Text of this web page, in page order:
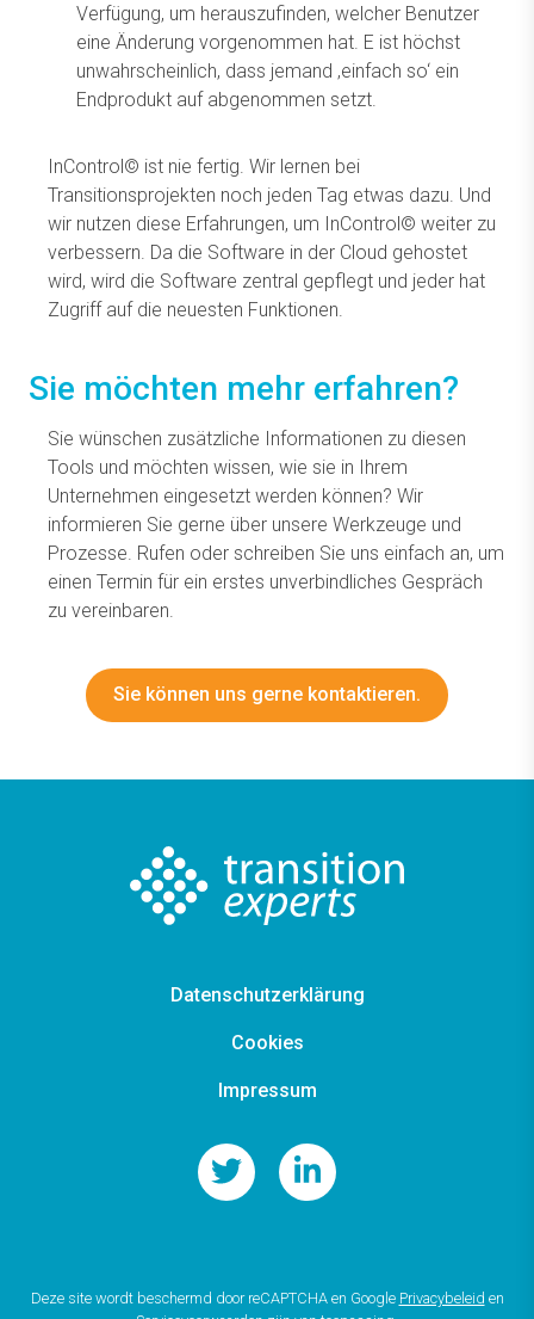
Verfügung, um herauszufinden, welcher Benutzer
eine Änderung vorgenommen hat. E ist höchst
unwahrscheinlich, dass jemand ‚einfach so‘ ein
Endprodukt auf abgenommen setzt.
InControl© ist nie fertig. Wir lernen bei
Transitionsprojekten noch jeden Tag etwas dazu. Und
wir nutzen diese Erfahrungen, um InControl© weiter zu
verbessern. Da die Software in der Cloud gehostet
wird, wird die Software zentral gepflegt und jeder hat
Zugriff auf die neuesten Funktionen.
Sie möchten mehr erfahren?
Sie wünschen zusätzliche Informationen zu diesen
Tools und möchten wissen, wie sie in Ihrem
Unternehmen eingesetzt werden können? Wir
informieren Sie gerne über unsere Werkzeuge und
Prozesse. Rufen oder schreiben Sie uns einfach an, um
einen Termin für ein erstes unverbindliches Gespräch
zu vereinbaren.
Sie können uns gerne kontaktieren.
Datenschutzerklärung
Cookies
Impressum
Deze site wordt beschermd door reCAPTCHA en Google Privacybeleid en